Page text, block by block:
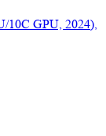
10C GPU, 2024),